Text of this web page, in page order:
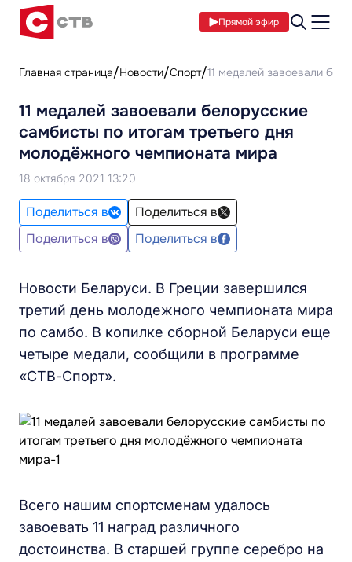
Прямой эфир
Главная страница Новости Спорт 11 медалей завоевали
11 медалей завоевали белорусские
самбисты по итогам третьего дня
молодёжного чемпионата мира
18 октября 2021 13:20
Поделиться в
Поделиться в
Поделиться в
Поделиться в
Новости Беларуси. В Греции завершился
третий день молодежного чемпионата мира
по самбо. В копилке сборной Беларуси еще
четыре медали, сообщили в программе
«СТВ-Спорт».
Всего нашим спортсменам удалось
завоевать 11 наград различного
достоинства. В старшей группе серебро на